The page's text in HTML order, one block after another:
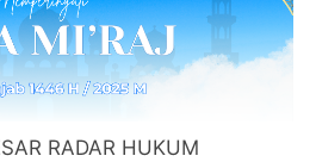
RADAR HUKUM